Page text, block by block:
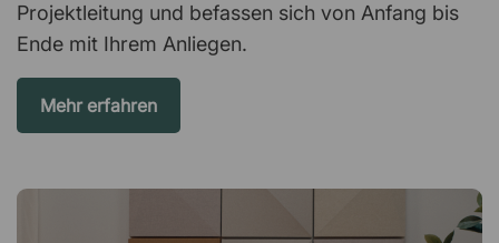
Projektleitung und befassen sich von Anfang bis
Ende mit Ihrem Anliegen.
Mehr erfahren